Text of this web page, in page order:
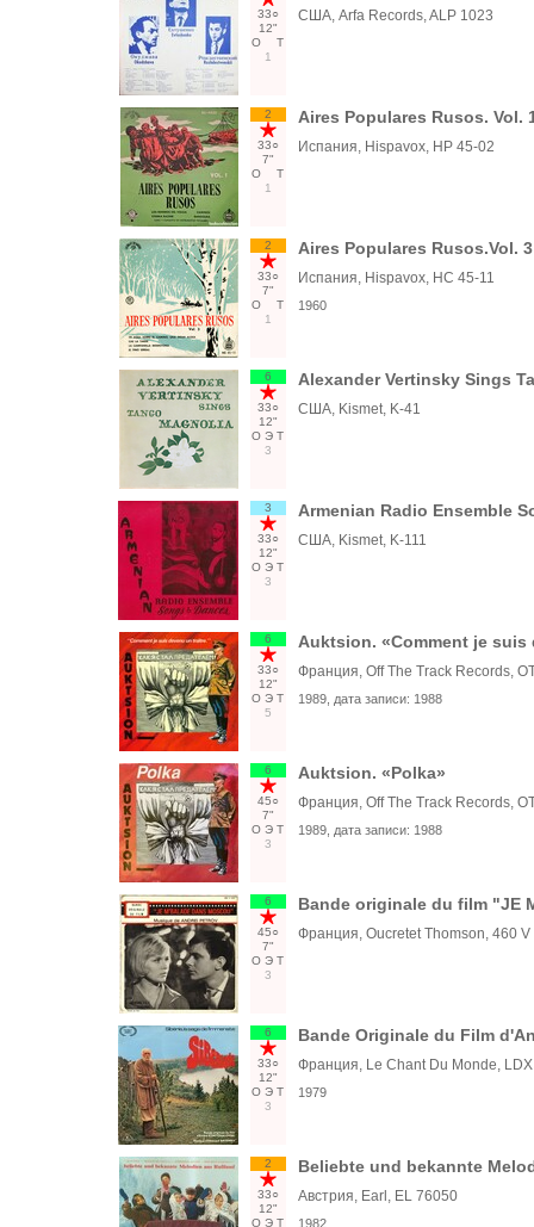
33○
12"
О
Т
1
США, Arfa Records, ALP 1023
2
33○
7"
О
Т
1
Aires Populares Rusos. Vol.
Испания, Hispavox, HP 45-02
2
33○
7"
О
Т
1
Aires Populares Rusos.Vol. 3
Испания, Hispavox, HC 45-11
1960
6
33○
12"
О Э Т
3
Alexander Vertinsky Sings
США, Kismet, K-41
3
33○
12"
О Э Т
3
Armenian Radio Ensemble
США, Kismet, K-111
6
33○
12"
О Э Т
5
Auktsion. «Comment je suis
Франция, Off The Track Records,
1989 , дата записи: 1988
6
45○
7"
О Э Т
3
Auktsion. «Polka»
Франция, Off The Track Records,
1989 , дата записи: 1988
6
45○
7"
О Э Т
3
Bande originale du film "JE
Франция, Oucretet Thomson, 460 V
6
33○
12"
О Э Т
3
Bande Originale du Film
Франция, Le Chant Du Monde,
1979
2
33○
12"
О Э Т
Beliebte und bekannte
Австрия, Earl, EL 76050
1982